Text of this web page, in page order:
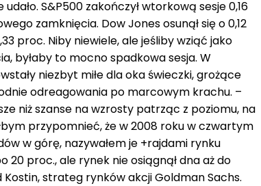
S&P500 zakończył wtorkową sesje 0,16
zamknięcia. Dow Jones osunął się o 0,12
proc. Niby niewiele, ale jeśliby wziąć jako
byłaby to mocno spadkowa sesja. W
niezbyt miłe dla oka świeczki, grożące
odreagowania po marcowym krachu. –
niż szanse na wzrosty patrząc z poziomu, na
przypomnieć, że w 2008 roku w czwartym
w górę, nazywałem je +rajdami rynku
20 proc., ale rynek nie osiągnął dna aż do
strateg rynków akcji Goldman Sachs.